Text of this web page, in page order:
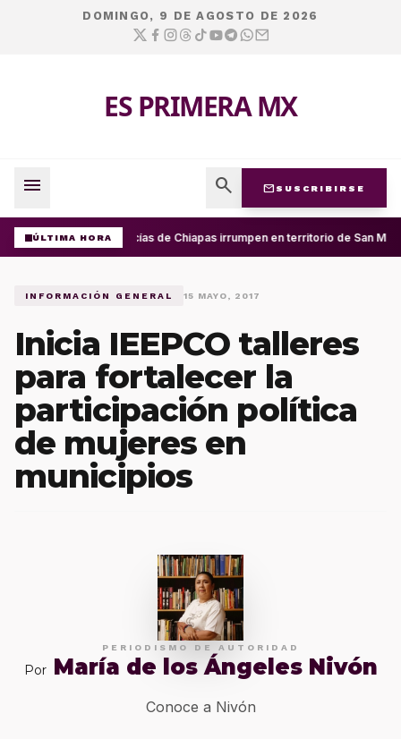
DOMINGO, 9 DE AGOSTO DE 2026
ES PRIMERA MX
menu search mail SUSCRIBIRSE
ÚLTIMA HORAPolicías de Chiapas irrumpen en territorio de San
INFORMACIÓN GENERAL 15 MAYO, 2017
Inicia IEEPCO talleres
para fortalecer la
participación política
de mujeres en
municipios
PERIODISMO DE AUTORIDAD
Por María de los Ángeles Nivón
Conoce a Nivón